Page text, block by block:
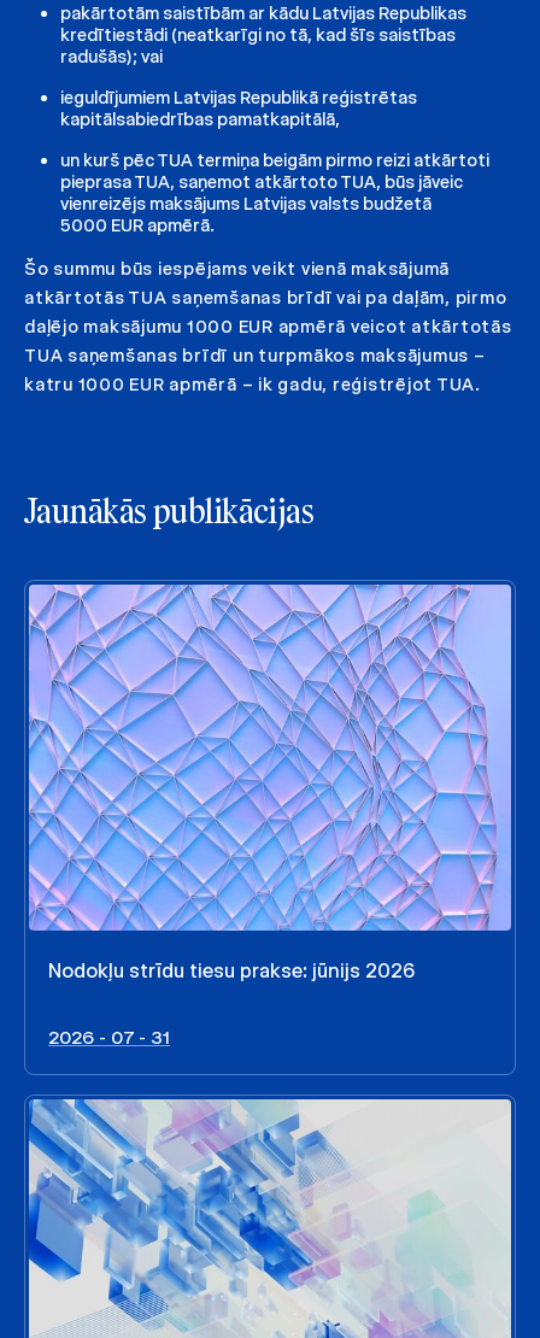
pakārtotām saistībām ar kādu Latvijas Republikas
kredītiestādi (neatkarīgi no tā, kad šīs saistības
radušās); vai
ieguldījumiem Latvijas Republikā reģistrētas
kapitālsabiedrības pamatkapitālā,
un kurš pēc TUA termiņa beigām pirmo reizi atkārtoti
pieprasa TUA, saņemot atkārtoto TUA, būs jāveic
vienreizējs maksājums Latvijas valsts budžetā
5000 EUR apmērā.
Šo summu būs iespējams veikt vienā maksājumā
atkārtotās TUA saņemšanas brīdī vai pa daļām, pirmo
daļējo maksājumu 1000 EUR apmērā veicot atkārtotās
TUA saņemšanas brīdī un turpmākos maksājumus –
katru 1000 EUR apmērā – ik gadu, reģistrējot TUA.
Jaunākās publikācijas
Nodokļu strīdu tiesu prakse: jūnijs 2026
2026 - 07 - 31